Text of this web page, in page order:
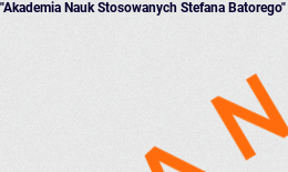
"Akademia Nauk Stosowanych Stefana Batorego"